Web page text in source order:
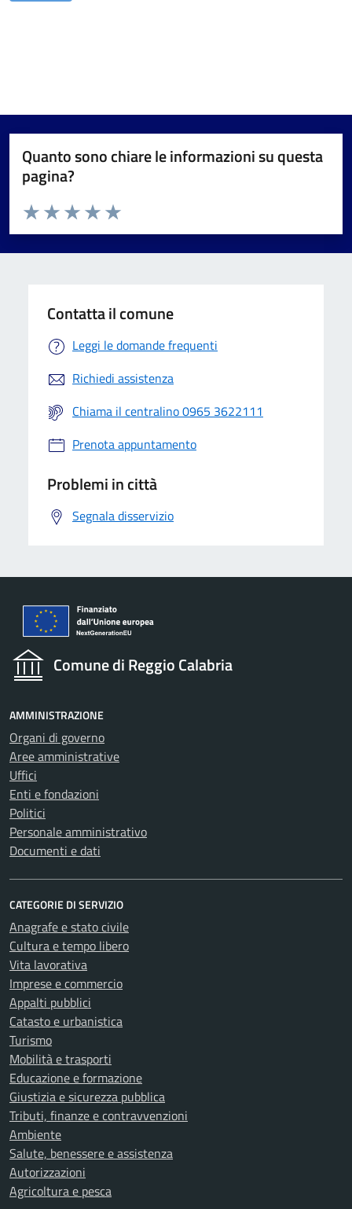
Quanto sono chiare le informazioni su questa
pagina?
Valuta da 1 a 5 stelle la pagina
Valuta 5 stelle su 5
Valuta 4 stelle su 5
Valuta 3 stelle su 5
Valuta 2 stelle su 5
Valuta 1 stelle su 5
Contatta il comune
Leggi le domande frequenti
Richiedi assistenza
Chiama il centralino 0965 3622111
Prenota appuntamento
Problemi in città
Segnala disservizio
Comune di Reggio Calabria
AMMINISTRAZIONE
Organi di governo
Aree amministrative
Uffici
Enti e fondazioni
Politici
Personale amministrativo
Documenti e dati
CATEGORIE DI SERVIZIO
Anagrafe e stato civile
Cultura e tempo libero
Vita lavorativa
Imprese e commercio
Appalti pubblici
Catasto e urbanistica
Turismo
Mobilità e trasporti
Educazione e formazione
Giustizia e sicurezza pubblica
Tributi, finanze e contravvenzioni
Ambiente
Salute, benessere e assistenza
Autorizzazioni
Agricoltura e pesca